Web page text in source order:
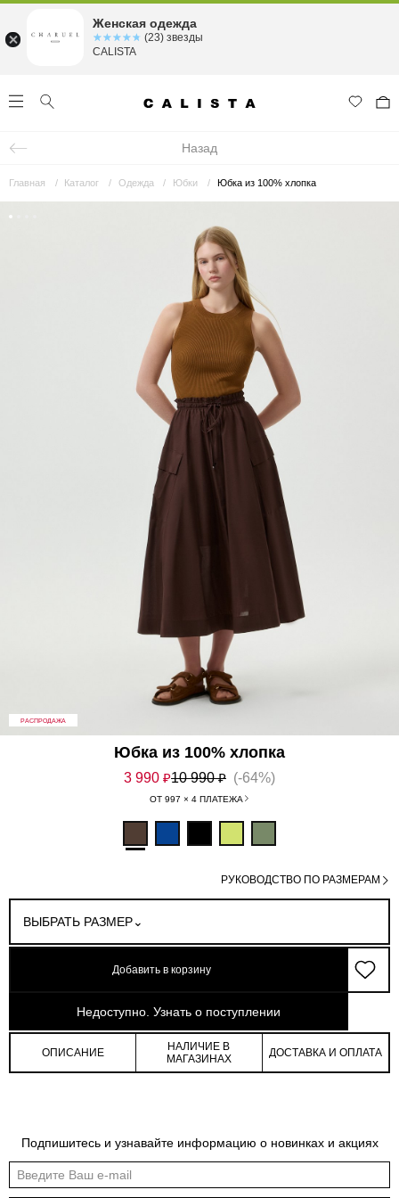
Назад
Главная Каталог Одежда Юбки Юбка из 100% хлопка
РАСПРОДАЖА
Юбка из 100% хлопка
3 990 ₽10 990₽ (-64%)
ОТ 997 × 4 ПЛАТЕЖА
ВЫБРАТЬ РАЗМЕР
РУКОВОДСТВО ПО РАЗМЕРАМ
Добавить в корзину
Недоступно. Узнать о поступлении
арт: 4-32506_60124-024
Обмеры изделия Таблица размеров
Индивидуальные обмеры изделия помогут более точно выбрать подходящий
размер
ОПИСАНИЕ
НАЛИЧИЕ В
МАГАЗИНАХ
ДОСТАВКА И ОПЛАТА
Подпишитесь и узнавайте информацию о новинках и акциях
Женская одежда
☆☆☆☆☆
★★★★★ (23) звезды
CALISTA